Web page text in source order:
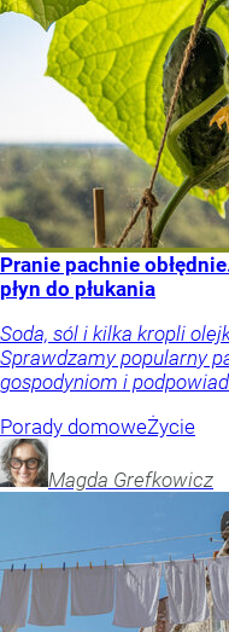
Pranie pachnie
płyn do płukania
Soda, sól i kilka kropli
Sprawdzamy popularny
gospodyniom i
Porady domoweŻycie
Magda Grefkowicz